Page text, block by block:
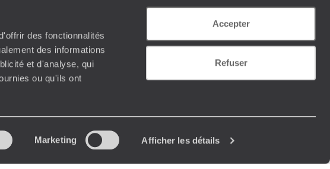
des fonctionnalités
des informations
et d'analyse, qui
ou qu'ils ont
Marketing Afficher les détails
Accepter
Refuser